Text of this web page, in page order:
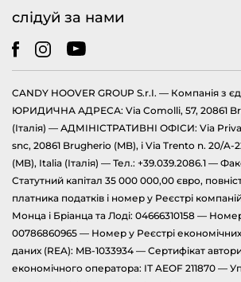
слідуй за нами
CANDY HOOVER GROUP S.r.I. — Компанія з
ЮРИДИЧНА АДРЕСА: Via Comolli, 57, 20861
(Італія) — АДМІНІСТРАТИВНІ ОФІСИ: Via
snc, 20861 Brugherio (MB), і Via Trento n. 20/A-
(MB), Italia (Італія) — Тел.: +39.039.2086.1 —
Статутний капітал 35 000 000,00 євро,
платника податків і номер у Реєстрі
Монца і Бріанца та Лоді: 04666310158 —
00786860965 — Номер у Реєстрі економічних
даних (REA): MB-1033934 — Сертифікат
економічного оператора: ІТ AEOF 211870 —